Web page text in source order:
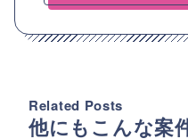
Related Posts
他にもこんな案